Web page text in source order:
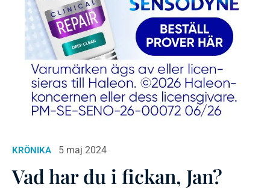
KRÖNIKA 5 maj 2024
Vad har du i fickan, Jan?